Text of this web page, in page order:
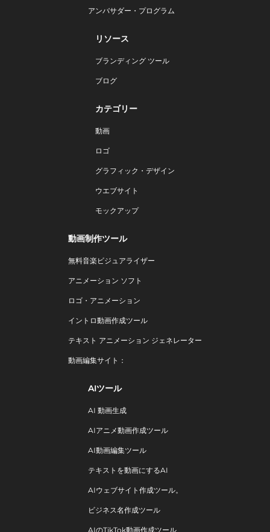
アンバサダー・プログラム
リソース
ブランディング ツール
ブログ
カテゴリー
動画
ロゴ
グラフィック・デザイン
ウエブサイト
モックアップ
動画制作ツール
無料音楽ビジュアライザー
アニメーション ソフト
ロゴ・アニメーション
イントロ動画作成ツール
テキスト アニメーション ジェネレーター
動画編集サイト：
AIツール
AI 動画生成
AIアニメ動画作成ツール
AI動画編集ツール
テキストを動画にするAI
AIウェブサイト作成ツール。
ビジネス名作成ツール
AIのTikTok動画作成ツール